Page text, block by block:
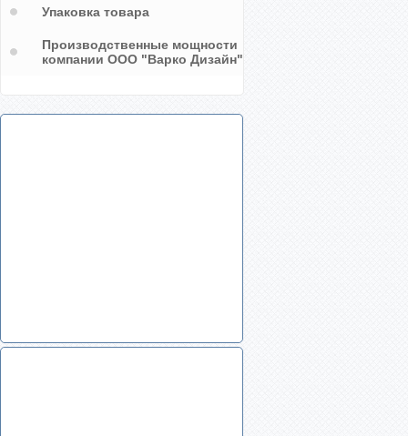
Упаковка товара
Производственные мощности
компании ООО "Варко Дизайн"